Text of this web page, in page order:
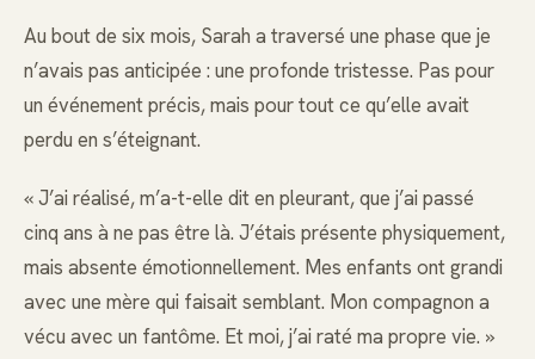
Au bout de six mois, Sarah a traversé une phase que je
n’avais pas anticipée : une profonde tristesse. Pas pour
un événement précis, mais pour tout ce qu’elle avait
perdu en s’éteignant.
« J’ai réalisé, m’a-t-elle dit en pleurant, que j’ai passé
cinq ans à ne pas être là. J’étais présente physiquement,
mais absente émotionnellement. Mes enfants ont grandi
avec une mère qui faisait semblant. Mon compagnon a
vécu avec un fantôme. Et moi, j’ai raté ma propre vie. »